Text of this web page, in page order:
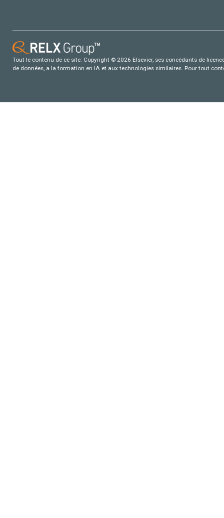
Tout le contenu de ce site: Copyright © 2026 Elsevier, ses concédants de
de données, a la formation en IA et aux technologies similaires. Pour tout